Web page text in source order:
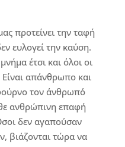
προτείνει την ταφή
ευλογεί την καύση.
έτσι και όλοι οι
Είναι απάνθρωπο και
τον άνθρωπό
ανθρώπινη επαφή
δεν αγαπούσαν
βιάζονται τώρα να